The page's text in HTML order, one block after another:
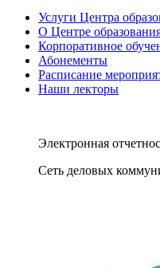
Услуги Центра
О Центре
Корпоративное
Абонементы
Расписание
Наши лекторы
Электронная
Сеть деловых